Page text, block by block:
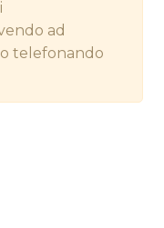
ad
o telefonando